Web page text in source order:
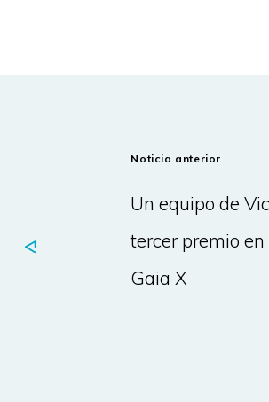
Noticia anterior
Un equipo de
tercer premio
Gaia X